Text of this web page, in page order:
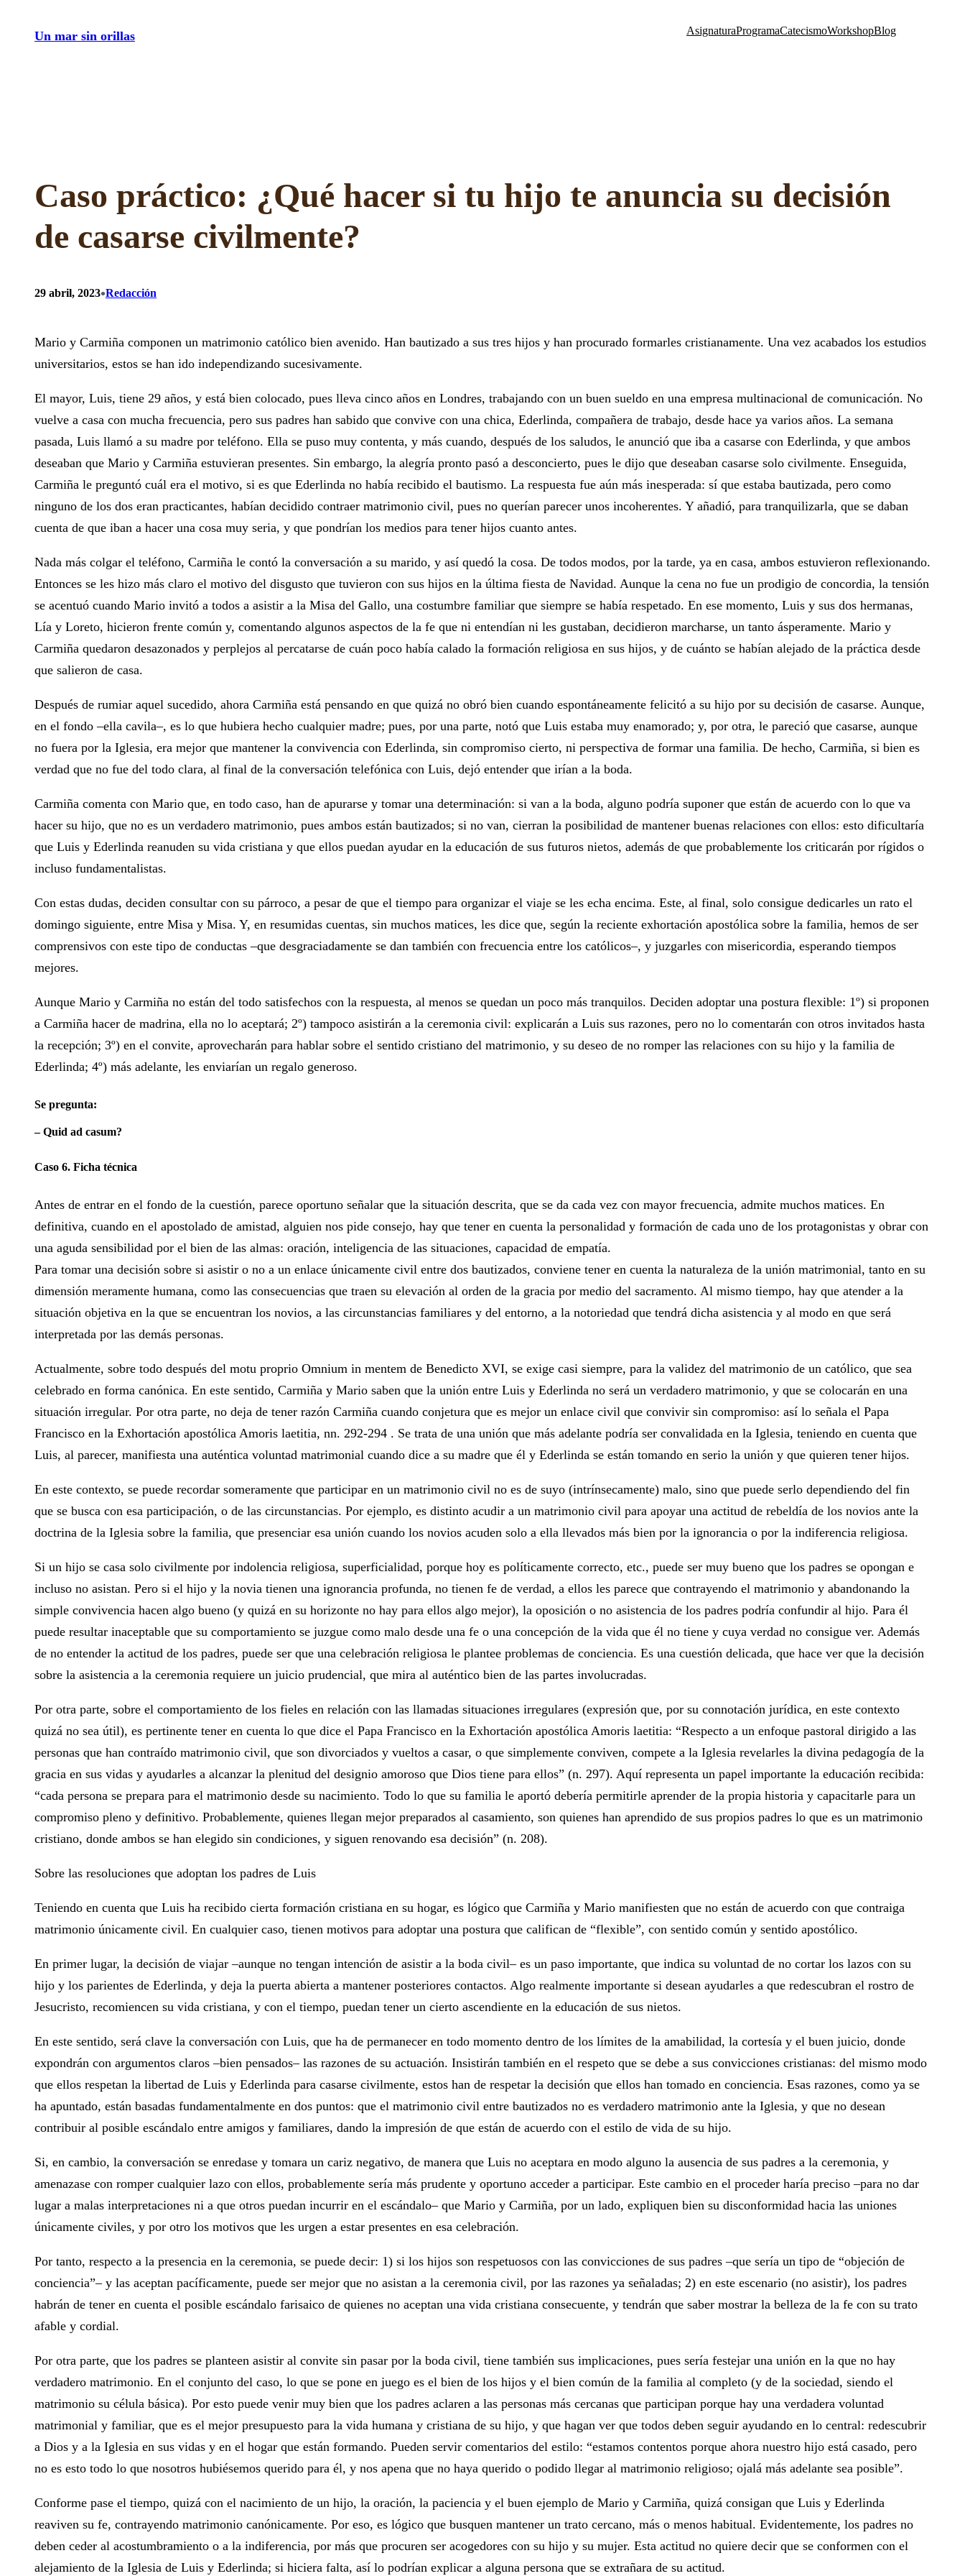
Un mar sin orillas AsignaturaProgramaCatecismoWorkshopBlog
Caso práctico: ¿Qué hacer si tu hijo te anuncia su decisión
de casarse civilmente?
29 abril, 2023•Redacción
Mario y Carmiña componen un matrimonio católico bien avenido. Han bautizado a sus tres hijos y han procurado formarles cristianamente. Una vez acabados los estudios
universitarios, estos se han ido independizando sucesivamente.
El mayor, Luis, tiene 29 años, y está bien colocado, pues lleva cinco años en Londres, trabajando con un buen sueldo en una empresa multinacional de comunicación. No
vuelve a casa con mucha frecuencia, pero sus padres han sabido que convive con una chica, Ederlinda, compañera de trabajo, desde hace ya varios años. La semana
pasada, Luis llamó a su madre por teléfono. Ella se puso muy contenta, y más cuando, después de los saludos, le anunció que iba a casarse con Ederlinda, y que ambos
deseaban que Mario y Carmiña estuvieran presentes. Sin embargo, la alegría pronto pasó a desconcierto, pues le dijo que deseaban casarse solo civilmente. Enseguida,
Carmiña le preguntó cuál era el motivo, si es que Ederlinda no había recibido el bautismo. La respuesta fue aún más inesperada: sí que estaba bautizada, pero como
ninguno de los dos eran practicantes, habían decidido contraer matrimonio civil, pues no querían parecer unos incoherentes. Y añadió, para tranquilizarla, que se daban
cuenta de que iban a hacer una cosa muy seria, y que pondrían los medios para tener hijos cuanto antes.
Nada más colgar el teléfono, Carmiña le contó la conversación a su marido, y así quedó la cosa. De todos modos, por la tarde, ya en casa, ambos estuvieron reflexionando.
Entonces se les hizo más claro el motivo del disgusto que tuvieron con sus hijos en la última fiesta de Navidad. Aunque la cena no fue un prodigio de concordia, la tensión
se acentuó cuando Mario invitó a todos a asistir a la Misa del Gallo, una costumbre familiar que siempre se había respetado. En ese momento, Luis y sus dos hermanas,
Lía y Loreto, hicieron frente común y, comentando algunos aspectos de la fe que ni entendían ni les gustaban, decidieron marcharse, un tanto ásperamente. Mario y
Carmiña quedaron desazonados y perplejos al percatarse de cuán poco había calado la formación religiosa en sus hijos, y de cuánto se habían alejado de la práctica desde
que salieron de casa.
Después de rumiar aquel sucedido, ahora Carmiña está pensando en que quizá no obró bien cuando espontáneamente felicitó a su hijo por su decisión de casarse. Aunque,
en el fondo ‒ella cavila‒, es lo que hubiera hecho cualquier madre; pues, por una parte, notó que Luis estaba muy enamorado; y, por otra, le pareció que casarse, aunque
no fuera por la Iglesia, era mejor que mantener la convivencia con Ederlinda, sin compromiso cierto, ni perspectiva de formar una familia. De hecho, Carmiña, si bien es
verdad que no fue del todo clara, al final de la conversación telefónica con Luis, dejó entender que irían a la boda.
Carmiña comenta con Mario que, en todo caso, han de apurarse y tomar una determinación: si van a la boda, alguno podría suponer que están de acuerdo con lo que va
hacer su hijo, que no es un verdadero matrimonio, pues ambos están bautizados; si no van, cierran la posibilidad de mantener buenas relaciones con ellos: esto dificultaría
que Luis y Ederlinda reanuden su vida cristiana y que ellos puedan ayudar en la educación de sus futuros nietos, además de que probablemente los criticarán por rígidos o
incluso fundamentalistas.
Con estas dudas, deciden consultar con su párroco, a pesar de que el tiempo para organizar el viaje se les echa encima. Este, al final, solo consigue dedicarles un rato el
domingo siguiente, entre Misa y Misa. Y, en resumidas cuentas, sin muchos matices, les dice que, según la reciente exhortación apostólica sobre la familia, hemos de ser
comprensivos con este tipo de conductas ‒que desgraciadamente se dan también con frecuencia entre los católicos‒, y juzgarles con misericordia, esperando tiempos
mejores.
Aunque Mario y Carmiña no están del todo satisfechos con la respuesta, al menos se quedan un poco más tranquilos. Deciden adoptar una postura flexible: 1º) si proponen
a Carmiña hacer de madrina, ella no lo aceptará; 2º) tampoco asistirán a la ceremonia civil: explicarán a Luis sus razones, pero no lo comentarán con otros invitados hasta
la recepción; 3º) en el convite, aprovecharán para hablar sobre el sentido cristiano del matrimonio, y su deseo de no romper las relaciones con su hijo y la familia de
Ederlinda; 4º) más adelante, les enviarían un regalo generoso.
Se pregunta:
‒ Quid ad casum?
Caso 6. Ficha técnica
Antes de entrar en el fondo de la cuestión, parece oportuno señalar que la situación descrita, que se da cada vez con mayor frecuencia, admite muchos matices. En
definitiva, cuando en el apostolado de amistad, alguien nos pide consejo, hay que tener en cuenta la personalidad y formación de cada uno de los protagonistas y obrar con
una aguda sensibilidad por el bien de las almas: oración, inteligencia de las situaciones, capacidad de empatía.
Para tomar una decisión sobre si asistir o no a un enlace únicamente civil entre dos bautizados, conviene tener en cuenta la naturaleza de la unión matrimonial, tanto en su
dimensión meramente humana, como las consecuencias que traen su elevación al orden de la gracia por medio del sacramento. Al mismo tiempo, hay que atender a la
situación objetiva en la que se encuentran los novios, a las circunstancias familiares y del entorno, a la notoriedad que tendrá dicha asistencia y al modo en que será
interpretada por las demás personas.
Actualmente, sobre todo después del motu proprio Omnium in mentem de Benedicto XVI, se exige casi siempre, para la validez del matrimonio de un católico, que sea
celebrado en forma canónica. En este sentido, Carmiña y Mario saben que la unión entre Luis y Ederlinda no será un verdadero matrimonio, y que se colocarán en una
situación irregular. Por otra parte, no deja de tener razón Carmiña cuando conjetura que es mejor un enlace civil que convivir sin compromiso: así lo señala el Papa
Francisco en la Exhortación apostólica Amoris laetitia, nn. 292-294 . Se trata de una unión que más adelante podría ser convalidada en la Iglesia, teniendo en cuenta que
Luis, al parecer, manifiesta una auténtica voluntad matrimonial cuando dice a su madre que él y Ederlinda se están tomando en serio la unión y que quieren tener hijos.
En este contexto, se puede recordar someramente que participar en un matrimonio civil no es de suyo (intrínsecamente) malo, sino que puede serlo dependiendo del fin
que se busca con esa participación, o de las circunstancias. Por ejemplo, es distinto acudir a un matrimonio civil para apoyar una actitud de rebeldía de los novios ante la
doctrina de la Iglesia sobre la familia, que presenciar esa unión cuando los novios acuden solo a ella llevados más bien por la ignorancia o por la indiferencia religiosa.
Si un hijo se casa solo civilmente por indolencia religiosa, superficialidad, porque hoy es políticamente correcto, etc., puede ser muy bueno que los padres se opongan e
incluso no asistan. Pero si el hijo y la novia tienen una ignorancia profunda, no tienen fe de verdad, a ellos les parece que contrayendo el matrimonio y abandonando la
simple convivencia hacen algo bueno (y quizá en su horizonte no hay para ellos algo mejor), la oposición o no asistencia de los padres podría confundir al hijo. Para él
puede resultar inaceptable que su comportamiento se juzgue como malo desde una fe o una concepción de la vida que él no tiene y cuya verdad no consigue ver. Además
de no entender la actitud de los padres, puede ser que una celebración religiosa le plantee problemas de conciencia. Es una cuestión delicada, que hace ver que la decisión
sobre la asistencia a la ceremonia requiere un juicio prudencial, que mira al auténtico bien de las partes involucradas.
Por otra parte, sobre el comportamiento de los fieles en relación con las llamadas situaciones irregulares (expresión que, por su connotación jurídica, en este contexto
quizá no sea útil), es pertinente tener en cuenta lo que dice el Papa Francisco en la Exhortación apostólica Amoris laetitia: “Respecto a un enfoque pastoral dirigido a las
personas que han contraído matrimonio civil, que son divorciados y vueltos a casar, o que simplemente conviven, compete a la Iglesia revelarles la divina pedagogía de la
gracia en sus vidas y ayudarles a alcanzar la plenitud del designio amoroso que Dios tiene para ellos” (n. 297). Aquí representa un papel importante la educación recibida:
“cada persona se prepara para el matrimonio desde su nacimiento. Todo lo que su familia le aportó debería permitirle aprender de la propia historia y capacitarle para un
compromiso pleno y definitivo. Probablemente, quienes llegan mejor preparados al casamiento, son quienes han aprendido de sus propios padres lo que es un matrimonio
cristiano, donde ambos se han elegido sin condiciones, y siguen renovando esa decisión” (n. 208).
Sobre las resoluciones que adoptan los padres de Luis
Teniendo en cuenta que Luis ha recibido cierta formación cristiana en su hogar, es lógico que Carmiña y Mario manifiesten que no están de acuerdo con que contraiga
matrimonio únicamente civil. En cualquier caso, tienen motivos para adoptar una postura que califican de “flexible”, con sentido común y sentido apostólico.
En primer lugar, la decisión de viajar –aunque no tengan intención de asistir a la boda civil– es un paso importante, que indica su voluntad de no cortar los lazos con su
hijo y los parientes de Ederlinda, y deja la puerta abierta a mantener posteriores contactos. Algo realmente importante si desean ayudarles a que redescubran el rostro de
Jesucristo, recomiencen su vida cristiana, y con el tiempo, puedan tener un cierto ascendiente en la educación de sus nietos.
En este sentido, será clave la conversación con Luis, que ha de permanecer en todo momento dentro de los límites de la amabilidad, la cortesía y el buen juicio, donde
expondrán con argumentos claros –bien pensados– las razones de su actuación. Insistirán también en el respeto que se debe a sus convicciones cristianas: del mismo modo
que ellos respetan la libertad de Luis y Ederlinda para casarse civilmente, estos han de respetar la decisión que ellos han tomado en conciencia. Esas razones, como ya se
ha apuntado, están basadas fundamentalmente en dos puntos: que el matrimonio civil entre bautizados no es verdadero matrimonio ante la Iglesia, y que no desean
contribuir al posible escándalo entre amigos y familiares, dando la impresión de que están de acuerdo con el estilo de vida de su hijo.
Si, en cambio, la conversación se enredase y tomara un cariz negativo, de manera que Luis no aceptara en modo alguno la ausencia de sus padres a la ceremonia, y
amenazase con romper cualquier lazo con ellos, probablemente sería más prudente y oportuno acceder a participar. Este cambio en el proceder haría preciso –para no dar
lugar a malas interpretaciones ni a que otros puedan incurrir en el escándalo– que Mario y Carmiña, por un lado, expliquen bien su disconformidad hacia las uniones
únicamente civiles, y por otro los motivos que les urgen a estar presentes en esa celebración.
Por tanto, respecto a la presencia en la ceremonia, se puede decir: 1) si los hijos son respetuosos con las convicciones de sus padres –que sería un tipo de “objeción de
conciencia”– y las aceptan pacíficamente, puede ser mejor que no asistan a la ceremonia civil, por las razones ya señaladas; 2) en este escenario (no asistir), los padres
habrán de tener en cuenta el posible escándalo farisaico de quienes no aceptan una vida cristiana consecuente, y tendrán que saber mostrar la belleza de la fe con su trato
afable y cordial.
Por otra parte, que los padres se planteen asistir al convite sin pasar por la boda civil, tiene también sus implicaciones, pues sería festejar una unión en la que no hay
verdadero matrimonio. En el conjunto del caso, lo que se pone en juego es el bien de los hijos y el bien común de la familia al completo (y de la sociedad, siendo el
matrimonio su célula básica). Por esto puede venir muy bien que los padres aclaren a las personas más cercanas que participan porque hay una verdadera voluntad
matrimonial y familiar, que es el mejor presupuesto para la vida humana y cristiana de su hijo, y que hagan ver que todos deben seguir ayudando en lo central: redescubrir
a Dios y a la Iglesia en sus vidas y en el hogar que están formando. Pueden servir comentarios del estilo: “estamos contentos porque ahora nuestro hijo está casado, pero
no es esto todo lo que nosotros hubiésemos querido para él, y nos apena que no haya querido o podido llegar al matrimonio religioso; ojalá más adelante sea posible”.
Conforme pase el tiempo, quizá con el nacimiento de un hijo, la oración, la paciencia y el buen ejemplo de Mario y Carmiña, quizá consigan que Luis y Ederlinda
reaviven su fe, contrayendo matrimonio canónicamente. Por eso, es lógico que busquen mantener un trato cercano, más o menos habitual. Evidentemente, los padres no
deben ceder al acostumbramiento o a la indiferencia, por más que procuren ser acogedores con su hijo y su mujer. Esta actitud no quiere decir que se conformen con el
alejamiento de la Iglesia de Luis y Ederlinda; si hiciera falta, así lo podrían explicar a alguna persona que se extrañara de su actitud.